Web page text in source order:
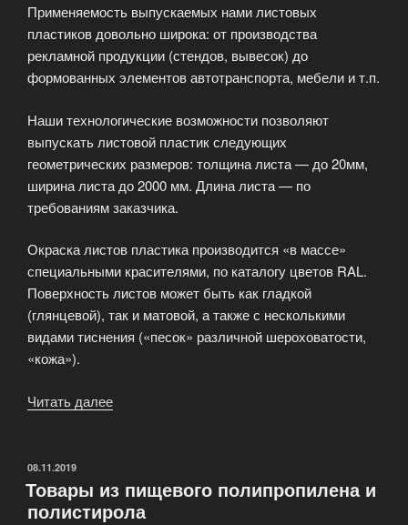
Применяемость выпускаемых нами листовых
пластиков довольно широка: от производства
рекламной продукции (стендов, вывесок) до
формованных элементов автотранспорта, мебели и т.п.
Наши технологические возможности позволяют
выпускать листовой пластик следующих
геометрических размеров: толщина листа — до 20мм,
ширина листа до 2000 мм. Длина листа — по
требованиям заказчика.
Окраска листов пластика производится «в массе»
специальными красителями, по каталогу цветов RAL.
Поверхность листов может быть как гладкой
(глянцевой), так и матовой, а также с несколькими
видами тиснения («песок» различной шероховатости,
«кожа»).
Читать далее
ОПУБЛИКОВАНО
08.11.2019
Товары из пищевого полипропилена и
полистирола